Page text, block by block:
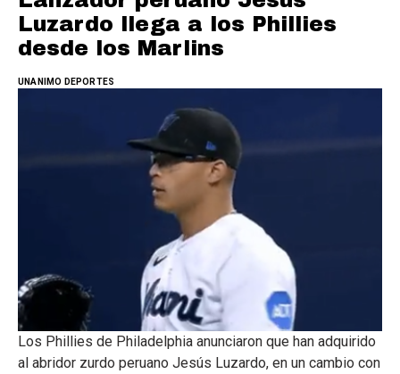
Luzardo llega a los Phillies
desde los Marlins
UNANIMO DEPORTES
Los Phillies de Philadelphia anunciaron que han adquirido
al abridor zurdo peruano Jesús Luzardo, en un cambio con